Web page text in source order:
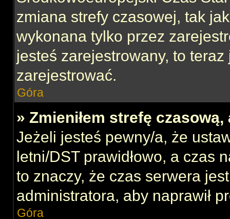
zmiana strefy czasowej, tak
wykonana tylko przez
jesteś zarejestrowany, to
zarejestrować.
Góra
» Zmieniłem strefę
Jeżeli jesteś pewny/a, że
letni/DST prawidłowo, a czas
to znaczy, że czas serwera
administratora, aby naprawił
Góra